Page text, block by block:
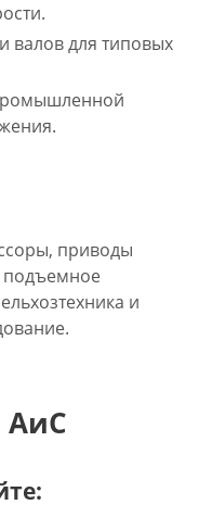
валов для типовых
приводы
подъемное
и
АиС